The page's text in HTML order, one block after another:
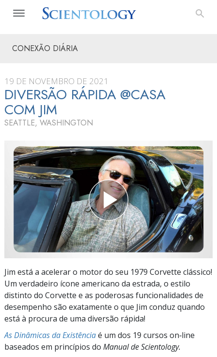
CONEXÃO DIÁRIA
19 DE NOVEMBRO DE 2021
DIVERSÃO RÁPIDA @CASA
COM JIM
SEATTLE, WASHINGTON
Jim está a acelerar o motor do seu 1979 Corvette clássico!
Um verdadeiro ícone americano da estrada, o estilo
distinto do Corvette e as poderosas funcionalidades de
desempenho são exatamente o que Jim conduz quando
está à procura de uma diversão rápida!
As Dinâmicas da Existênciaé um dos 19 cursos on‑line
baseados em princípios do Manual de Scientology.